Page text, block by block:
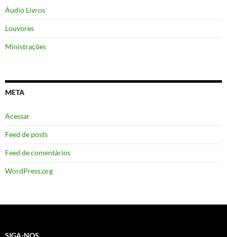
Áudio Livros
Louvores
Ministrações
META
Acessar
Feed de posts
Feed de comentários
WordPress.org
SIGA-NOS